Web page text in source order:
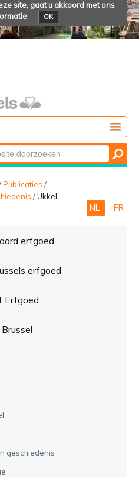
site, gaat u akkoord met ons
OK
Publicaties /
/Ukkel
NL FR
erfgoed
erfgoed
Erfgoed
geschiedenis